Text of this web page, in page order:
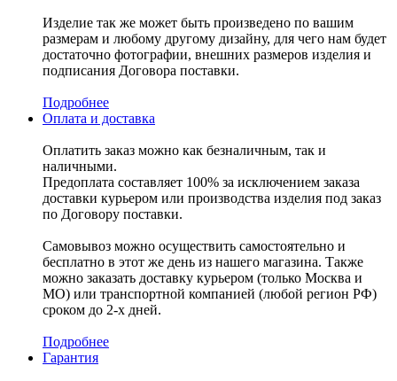
Изделие так же может быть произведено по вашим
размерам и любому другому дизайну, для чего нам будет
достаточно фотографии, внешних размеров изделия и
подписания Договора поставки.
Подробнее
Оплата и доставка
Оплатить заказ можно как безналичным, так и
наличными.
Предоплата составляет 100% за исключением заказа
доставки курьером или производства изделия под заказ
по Договору поставки.
Самовывоз можно осуществить самостоятельно и
бесплатно в этот же день из нашего магазина. Также
можно заказать доставку курьером (только Москва и
МО) или транспортной компанией (любой регион РФ)
сроком до 2-х дней.
Подробнее
Гарантия